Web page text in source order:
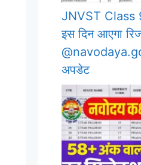
JNVST Class
इस दिन आएगा
अपडेट